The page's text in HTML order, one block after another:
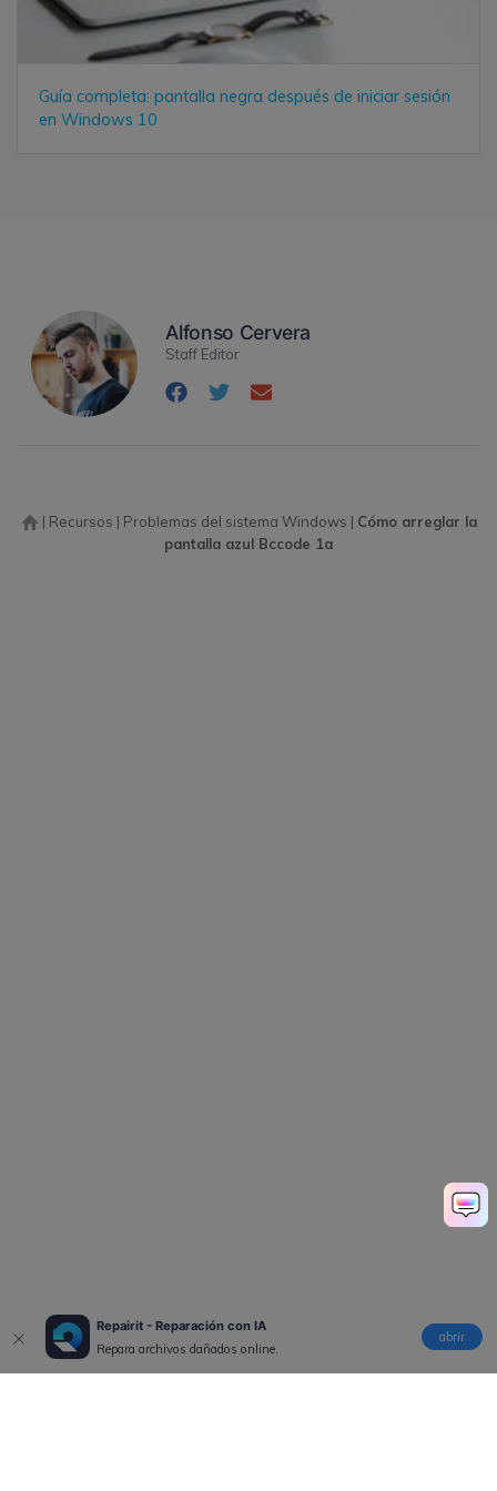
Repairit - Reparación con IA
Repara archivos dañados online.
abrir
Guía completa: pantalla negra después de iniciar sesión
en Windows 10
Alfonso Cervera
Staff Editor
| Recursos | Problemas del sistema Windows | Cómo arreglar la
pantalla azul Bccode 1a